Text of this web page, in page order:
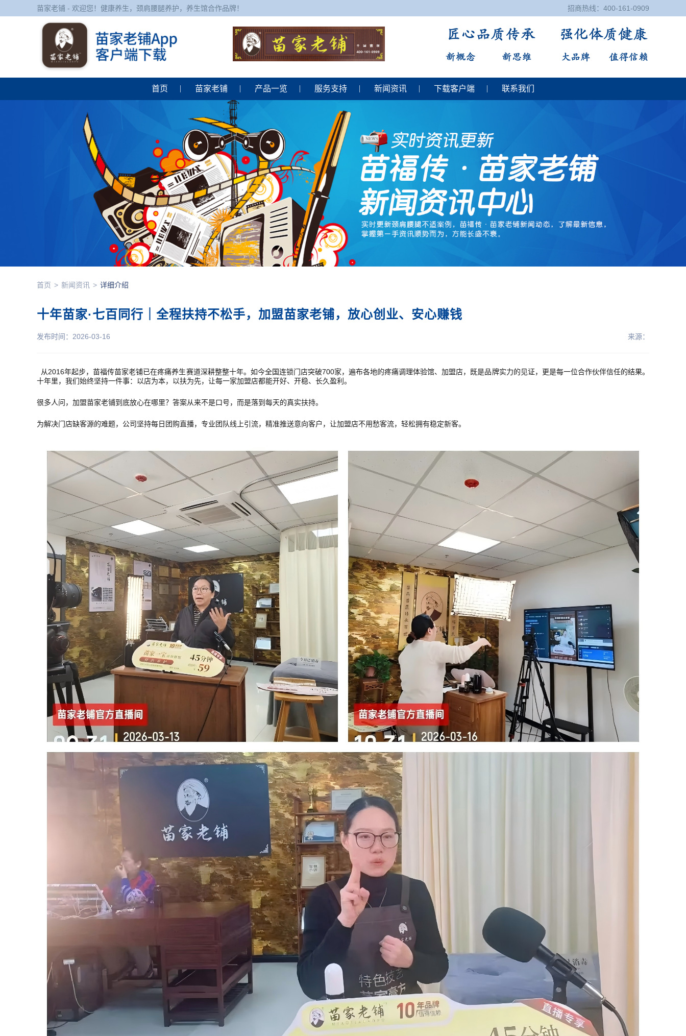
苗家老铺 - 欢迎您！健康养生，颈肩腰腿养护，养生馆合作品牌！ 招商热线：400-161-0909
首页 苗家老铺 产品一览 服务支持 新闻资讯 下载客户端 联系我们
首页 > 新闻资讯 > 详细介绍
十年苗家·七百同行｜全程扶持不松手，加盟苗家老铺，放心创业、安心赚钱
发布时间：2026-03-16 来源：
从2016年起步，苗福传苗家老铺已在疼痛养生赛道深耕整整十年。如今全国连锁门店突破700家，遍布各地的疼痛调理体验馆、加盟店，既是品牌实力的见证，更是每一位合作伙伴信任的结果。
十年里，我们始终坚持一件事：以店为本，以扶为先，让每一家加盟店都能开好、开稳、长久盈利。
很多人问，加盟苗家老铺到底放心在哪里？答案从来不是口号，而是落到每天的真实扶持。
为解决门店缺客源的难题，公司坚持每日团购直播，专业团队线上引流，精准推送意向客户，让加盟店不用愁客流，轻松拥有稳定新客。